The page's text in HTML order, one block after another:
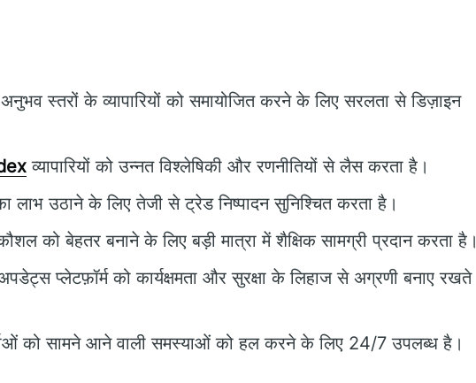
स्तरों के व्यापारियों को समायोजित करने के लिए सरलता से डिज़ाइन
व्यापारियों को उन्नत विश्लेषिकी और रणनीतियों से लैस करता है।
लाभ उठाने के लिए तेजी से ट्रेड निष्पादन सुनिश्चित करता है।
को बेहतर बनाने के लिए बड़ी मात्रा में शैक्षिक सामग्री प्रदान करता है।
प्लेटफ़ॉर्म को कार्यक्षमता और सुरक्षा के लिहाज से अग्रणी बनाए रखते
को सामने आने वाली समस्याओं को हल करने के लिए 24/7 उपलब्ध है।